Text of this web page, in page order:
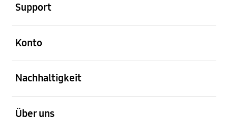
Support
Konto
Nachhaltigkeit
Über uns